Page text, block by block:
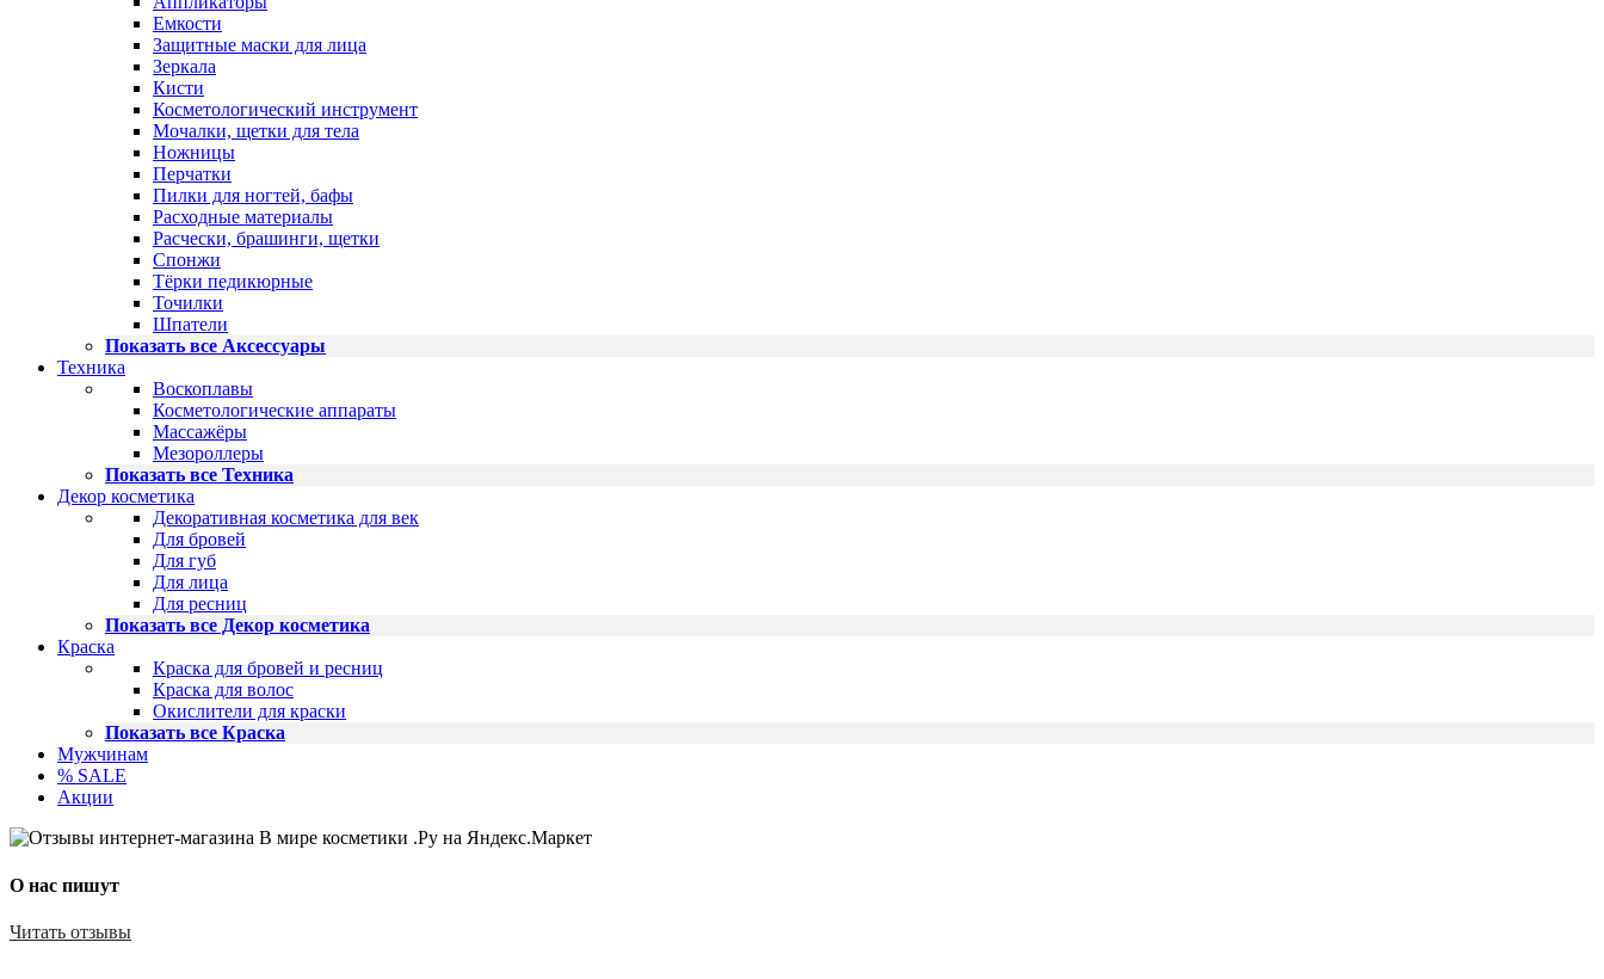
Емкости
Защитные маски для лица
Зеркала
Кисти
Косметологический инструмент
Мочалки, щетки для тела
Ножницы
Перчатки
Пилки для ногтей, бафы
Расходные материалы
Расчески, брашинги, щетки
Спонжи
Тёрки педикюрные
Точилки
Шпатели
Показать все Аксессуары
Техника
Воскоплавы
Косметологические аппараты
Массажёры
Мезороллеры
Показать все Техника
Декор косметика
Декоративная косметика для век
Для бровей
Для губ
Для лица
Для ресниц
Показать все Декор косметика
Краска
Краска для бровей и ресниц
Краска для волос
Окислители для краски
Показать все Краска
Мужчинам
% SALE
Акции
О нас пишут
Читать отзывы